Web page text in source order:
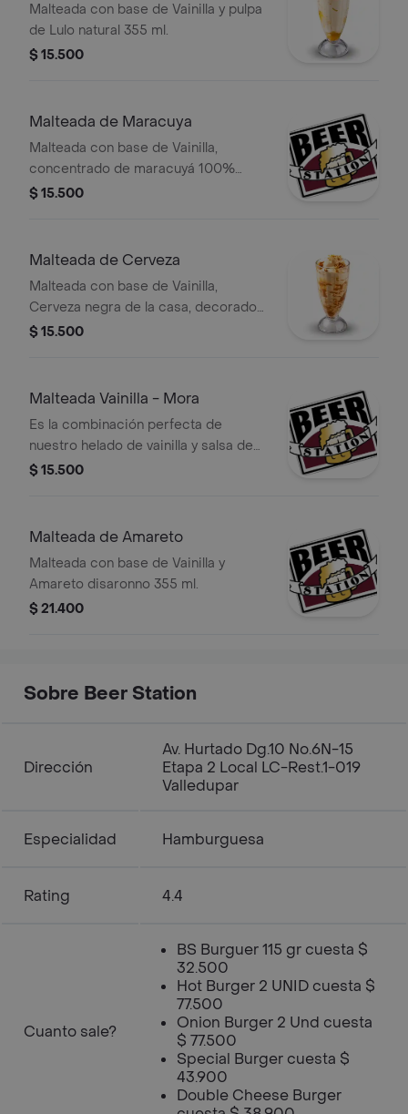
Malteada con base de Vainilla y pulpa
de Lulo natural 355 ml.
$ 15.500
Malteada de Maracuya
Malteada con base de Vainilla,
concentrado de maracuyá 100%
natural, decorado con nuez de
$ 15.500
Malteada de Cerveza
Malteada con base de Vainilla,
Cerveza negra de la casa, decorado
con nuez de macadamia 355 ml.
$ 15.500
Malteada Vainilla - Mora
Es la combinación perfecta de
nuestro helado de vainilla y salsa de
mora 355ml.
$ 15.500
Malteada de Amareto
Malteada con base de Vainilla y
Amareto disaronno 355 ml.
$ 21.400
Sobre Beer Station
Dirección
Av. Hurtado Dg.10 No.6N-15
Etapa 2 Local LC-Rest.1-019
Valledupar
Especialidad Hamburguesa
Rating 4.4
Cuanto sale?
BS Burguer 115 gr cuesta $
32.500
Hot Burger 2 UNID cuesta $
77.500
Onion Burger 2 Und cuesta
$ 77.500
Special Burger cuesta $
43.900
Double Cheese Burger